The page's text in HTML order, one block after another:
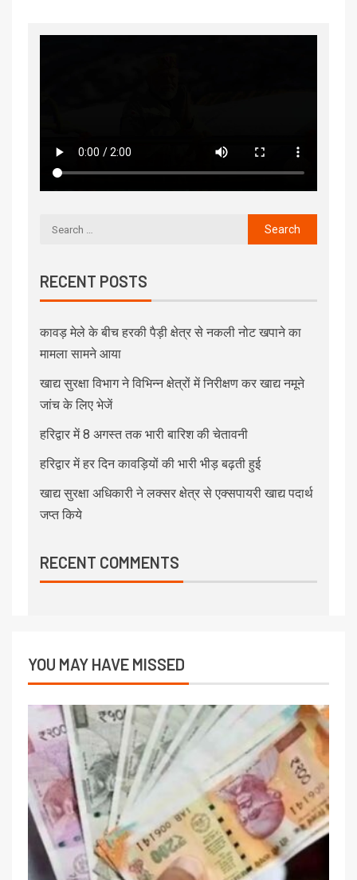
RECENT POSTS
कावड़ मेले के बीच हरकी पैड़ी क्षेत्र से नकली नोट खपाने का
मामला सामने आया
खाद्य सुरक्षा विभाग ने विभिन्न क्षेत्रों में निरीक्षण कर खाद्य नमूने
जांच के लिए भेजें
हरिद्वार में 8 अगस्त तक भारी बारिश की चेतावनी
हरिद्वार में हर दिन कावड़ियों की भारी भीड़ बढ़ती हुई
खाद्य सुरक्षा अधिकारी ने लक्सर क्षेत्र से एक्सपायरी खाद्य पदार्थ
जप्त किये
RECENT COMMENTS
YOU MAY HAVE MISSED